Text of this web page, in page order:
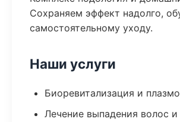
Сохраняем эффект надолго,
самостоятельному уходу.
Наши услуги
Биоревитализация и
Лечение выпадения волос и